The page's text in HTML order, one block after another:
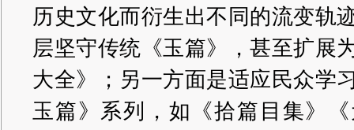
历史文化而衍生出不同的流变轨
层坚守传统《玉篇》，甚至扩展
大全》；另一方面是适应民众学
玉篇》系列，如《拾篇目集》